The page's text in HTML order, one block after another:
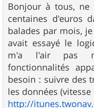
s
s
a
g
e
Bonjour à tous, ne
centaines d'euros
balades par mois,
avait essayé le
m'a l'air pas
fonctionnalités
besoin : suivre des
les données (vitesse
http://